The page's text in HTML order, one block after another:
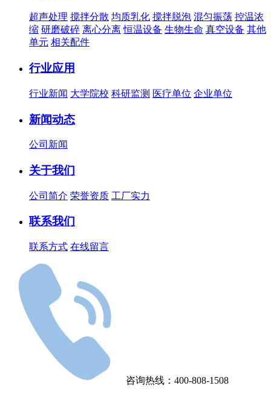
超声处理 搅拌分散 均质乳化 搅拌脱泡 混匀振荡 控温浓
缩 研磨破碎 离心分离 恒温设备 生物生命 真空设备 其他
单元 相关配件
行业应用
行业新闻 大学院校 科研监测 医疗单位 企业单位
新闻动态
公司新闻
关于我们
公司简介 荣誉资质 工厂实力
联系我们
联系方式 在线留言
咨询热线：400-808-1508